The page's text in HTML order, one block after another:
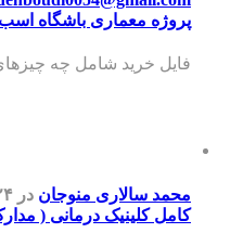
پروژه معماری باشگاه
فایل خرید شامل چه
محمد سالاری منوجان در ۲۴ آذر
کامل کلینیک درمانی (